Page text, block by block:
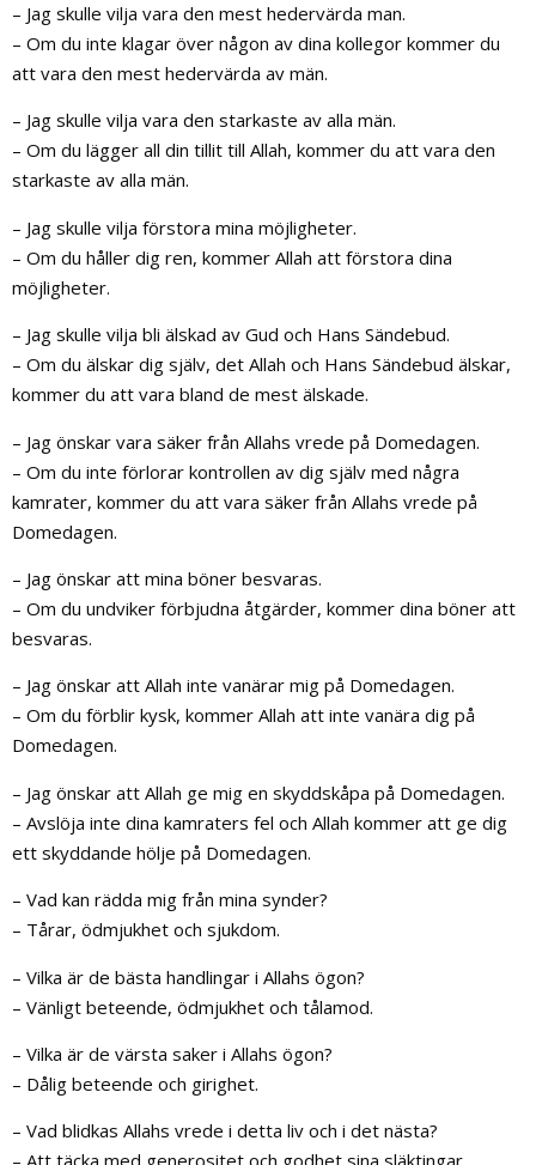
– Jag skulle vilja vara den mest hedervärda man.
– Om du inte klagar över någon av dina kollegor kommer du
att vara den mest hedervärda av män.
– Jag skulle vilja vara den starkaste av alla män.
– Om du lägger all din tillit till Allah, kommer du att vara den
starkaste av alla män.
– Jag skulle vilja förstora mina möjligheter.
– Om du håller dig ren, kommer Allah att förstora dina
möjligheter.
– Jag skulle vilja bli älskad av Gud och Hans Sändebud.
– Om du älskar dig själv, det Allah och Hans Sändebud älskar,
kommer du att vara bland de mest älskade.
– Jag önskar vara säker från Allahs vrede på Domedagen.
– Om du inte förlorar kontrollen av dig själv med några
kamrater, kommer du att vara säker från Allahs vrede på
Domedagen.
– Jag önskar att mina böner besvaras.
– Om du undviker förbjudna åtgärder, kommer dina böner att
besvaras.
– Jag önskar att Allah inte vanärar mig på Domedagen.
– Om du förblir kysk, kommer Allah att inte vanära dig på
Domedagen.
– Jag önskar att Allah ge mig en skyddskåpa på Domedagen.
– Avslöja inte dina kamraters fel och Allah kommer att ge dig
ett skyddande hölje på Domedagen.
– Vad kan rädda mig från mina synder?
– Tårar, ödmjukhet och sjukdom.
– Vilka är de bästa handlingar i Allahs ögon?
– Vänligt beteende, ödmjukhet och tålamod.
– Vilka är de värsta saker i Allahs ögon?
– Dålig beteende och girighet.
– Vad blidkas Allahs vrede i detta liv och i det nästa?